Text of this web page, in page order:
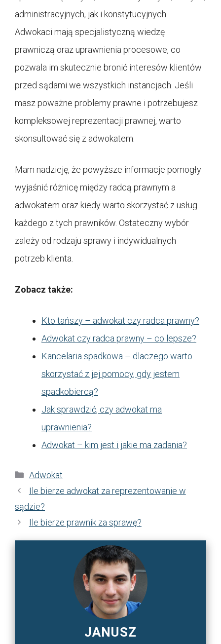
administracyjnych, jak i konstytucyjnych.
Adwokaci mają specjalistyczną wiedzę
prawniczą oraz uprawnienia procesowe, co
pozwala im skutecznie bronić interesów klientów
przed sądami we wszystkich instancjach. Jeśli
masz poważne problemy prawne i potrzebujesz
kompleksowej reprezentacji prawnej, warto
skonsultować się z adwokatem.
Mam nadzieję, że powyższe informacje pomogły
wyjaśnić różnicę między radcą prawnym a
adwokatem oraz kiedy warto skorzystać z usług
każdego z tych prawników. Ostateczny wybór
zależy od rodzaju sprawy i indywidualnych
potrzeb klienta.
Zobacz także:
Kto tańszy – adwokat czy radca prawny?
Adwokat czy radca prawny – co lepsze?
Kancelaria spadkowa – dlaczego warto
skorzystać z jej pomocy, gdy jestem
spadkobiercą?
Jak sprawdzić, czy adwokat ma
uprawnienia?
Adwokat – kim jest i jakie ma zadania?
Kategorie
Adwokat
Ile bierze adwokat za reprezentowanie w
sądzie?
Ile bierze prawnik za sprawę?
JANUSZ